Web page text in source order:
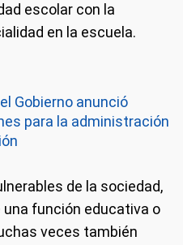
escolar con la
en la escuela.
Gobierno anunció
para la administración
de la sociedad,
una función educativa o
veces también